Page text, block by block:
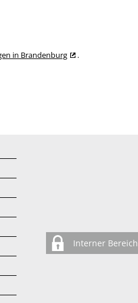
in Brandenburg .
Interner Bereich